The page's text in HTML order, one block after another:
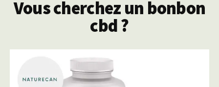
Vous cherchez un bonbon
cbd ?